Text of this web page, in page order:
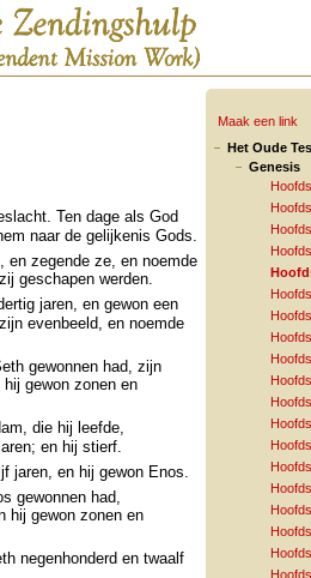
Maak een link
Het Oude
Genesis
Ten dage als God
naar de gelijkenis Gods.
en zegende ze, en noemde
geschapen werden.
jaren, en gewon een
evenbeeld, en noemde
gewonnen had, zijn
gewon zonen en
die hij leefde,
en hij stierf.
jaren, en hij gewon Enos.
gewonnen had,
hij gewon zonen en
negenhonderd en twaalf